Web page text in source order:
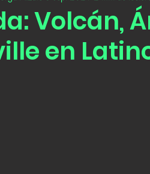
Volcán,
en